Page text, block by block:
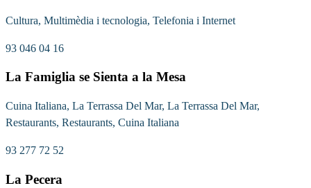
Cultura, Multimèdia i tecnologia, Telefonia i Internet
93 046 04 16
La Famiglia se Sienta a la Mesa
Cuina Italiana, La Terrassa Del Mar, La Terrassa Del Mar,
Restaurants, Restaurants, Cuina Italiana
93 277 72 52
La Pecera